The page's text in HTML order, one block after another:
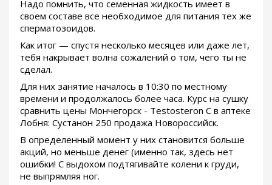
Надо помнить, что семенная жидкость имеет в
своем составе все необходимое для питания тех же
сперматозоидов.
Как итог — спустя несколько месяцев или даже лет,
тебя накрывает волна сожалений о том, чего ты не
сделал.
Для них занятие началось в 10:30 по местному
времени и продолжалось более часа. Курс на сушку
сравнить цены Мончегорск - Testosteron C в аптеке
Лобня: Сустанон 250 продажа Новороссийск.
В определенный момент у них становится больше
акций, но меньше денег (именно так, здесь нет
ошибки! С выдохом подтягивайте колени к груди,
не выпрямляя ног.